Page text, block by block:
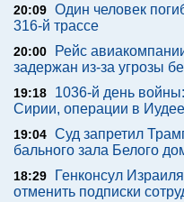
20:09 Один человек
316-й трассе
20:00
Рейс
задержан из-за угрозы
19:18
1036-й день
Сирии, операции в
19:04 Суд запретил
бального зала Белого
18:29
Генконсул
отменить подписки